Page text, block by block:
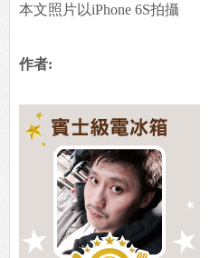
本文照片以iPhone 6S拍攝
作者: